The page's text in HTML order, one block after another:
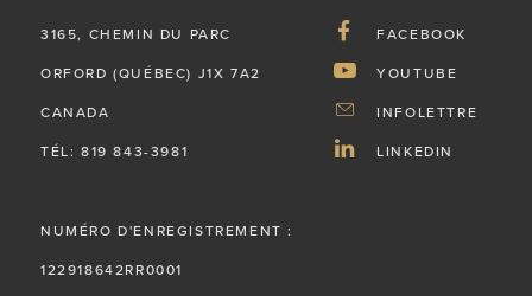
3165, CHEMIN DU PARC
ORFORD (QUÉBEC) J1X 7A2
CANADA
TÉL: 819 843-3981
NUMÉRO D'ENREGISTREMENT :
122918642RR0001
FACEBOOK
YOUTUBE
INFOLETTRE
LINKEDIN